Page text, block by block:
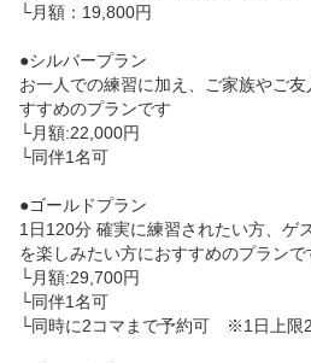
└月額：19,800円
●シルバープラン
お一人での練習に加え、ご家族やご
すすめのプランです
└月額:22,000円
└同伴1名可
●ゴールドプラン
1日120分 確実に練習されたい方、ゲ
を楽しみたい方におすすめのプランで
└月額:29,700円
└同伴1名可
└同時に2コマまで予約可　※1日上限